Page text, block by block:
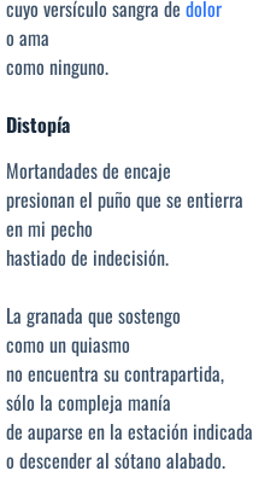
cuyo versículo sangra de dolor
o ama
como ninguno.
Distopía
Mortandades de encaje
presionan el puño que se entierra
en mi pecho
hastiado de indecisión.
La granada que sostengo
como un quiasmo
no encuentra su contrapartida,
sólo la compleja manía
de auparse en la estación indicada
o descender al sótano alabado.